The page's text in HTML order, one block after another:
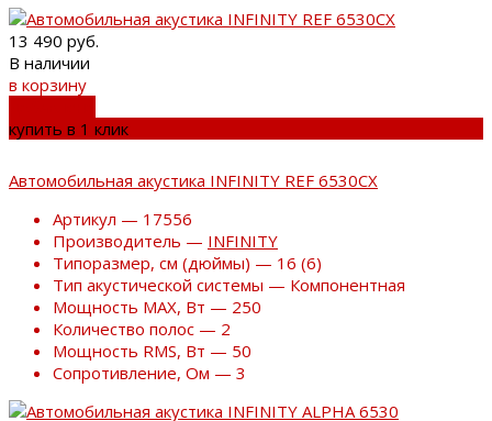
13 490 руб.
В наличии
в корзину
купить в 1 клик
Автомобильная акустика INFINITY REF 6530CX
Артикул — 17556
Производитель — INFINITY
Типоразмер, см (дюймы) — 16 (6)
Тип акустической системы — Компонентная
Мощность MAX, Вт — 250
Количество полос — 2
Мощность RMS, Вт — 50
Сопротивление, Ом — 3